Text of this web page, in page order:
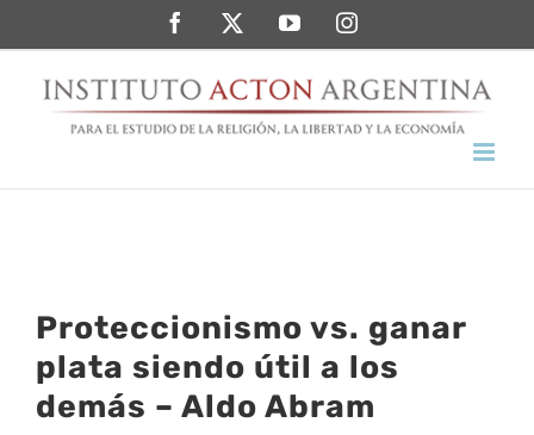
al
contenido
FacebookTwitterYouTubeInstagram
Proteccionismo vs. ganar
plata siendo útil a los
demás – Aldo Abram